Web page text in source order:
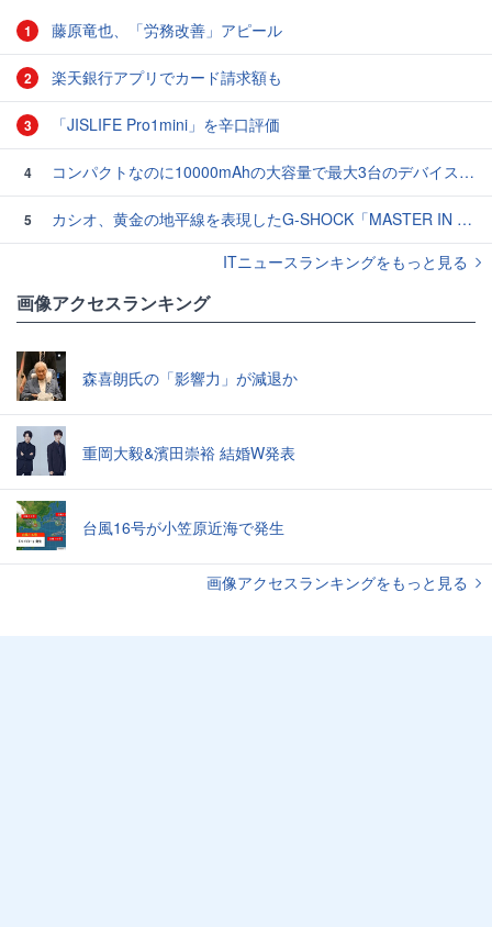
1 藤原竜也、「労務改善」アピール
2 楽天銀行アプリでカード請求額も
3 「JISLIFE Pro1mini」を辛口評価
4 コンパクトなのに10000mAhの大容量で最大3台のデバイスを同時充電できる半固体モバイルバッテリー「SMARTCOBY Pro SLIM SS」レビュー
5
カシオ、黄金の地平線を表現したG-SHOCK「MASTER IN HORIZON GOLD」3モデル
ITニュースランキングをもっと見る
画像アクセスランキング
森喜朗氏の「影響力」が減退か
重岡大毅&濱田崇裕 結婚W発表
台風16号が小笠原近海で発生
画像アクセスランキングをもっと見る